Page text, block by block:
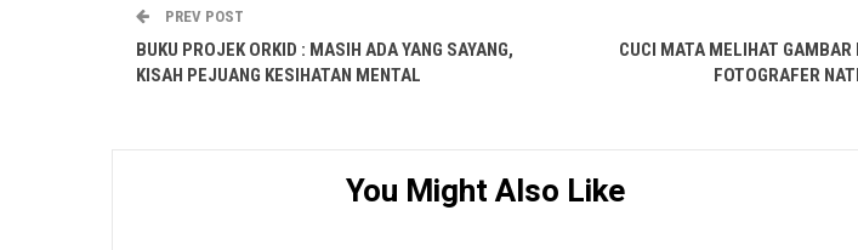
PREV POST
BUKU PROJEK ORKID : MASIH ADA YANG SAYANG,
KISAH PEJUANG KESIHATAN MENTAL
CUCI MATA MELIHAT GAMBAR
FOTOGRAFER
You Might Also Like